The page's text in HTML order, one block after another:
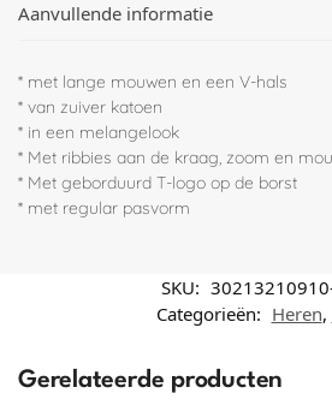
Aanvullende informatie
* met lange mouwen en een V-hals
* van zuiver katoen
* in een melangelook
* Met ribbies aan de kraag, zoom en
* Met geborduurd T-logo op de borst
* met regular pasvorm
SKU:
Categorieën: Heren,
Gerelateerde producten